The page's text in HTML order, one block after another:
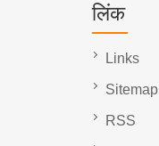
लिंक
Links
Sitemap
RSS